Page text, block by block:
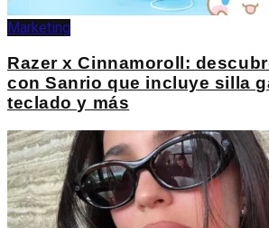
Marketing
Razer x Cinnamoroll:
con Sanrio que incluye silla
teclado y más